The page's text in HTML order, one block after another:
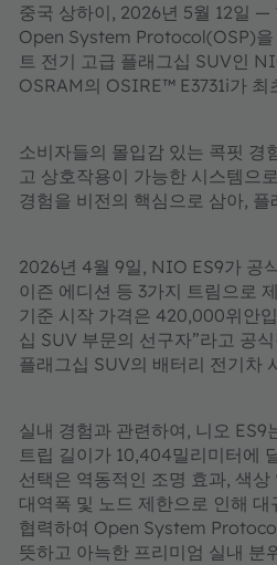
중국 상하이, 2026년 5월 12일 —
Open System Protocol(OSP)
트 전기 고급 플래그십 SUV인
OSRAM의 OSIRE™ E3731i가
소비자들의 몰입감 있는 콕핏 경
고 상호작용이 가능한 시스템으
경험을 비전의 핵심으로 삼아,
2026년 4월 9일, NIO ES9가 공
이즌 에디션 등 3가지 트림으로
기준 시작 가격은 420,000위안
십 SUV 부문의 선구자”라고 공
플래그십 SUV의 배터리 전기차
실내 경험과 관련하여, 니오
트립 길이가 10,404밀리미터에
선택은 역동적인 조명 효과, 색
대역폭 및 노드 제한으로 인해
협력하여 Open System
뜻하고 아늑한 프리미엄 실내 분